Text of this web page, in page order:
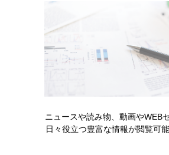
領域情報 お役立ち情報
EBMから読み解く成人ALLの
回 Ph陽性ALL」
近年、再発及び難治性ALLの領域で
ニュースや読み物、動画やWEB
日々役立つ豊富な情報が閲覧可